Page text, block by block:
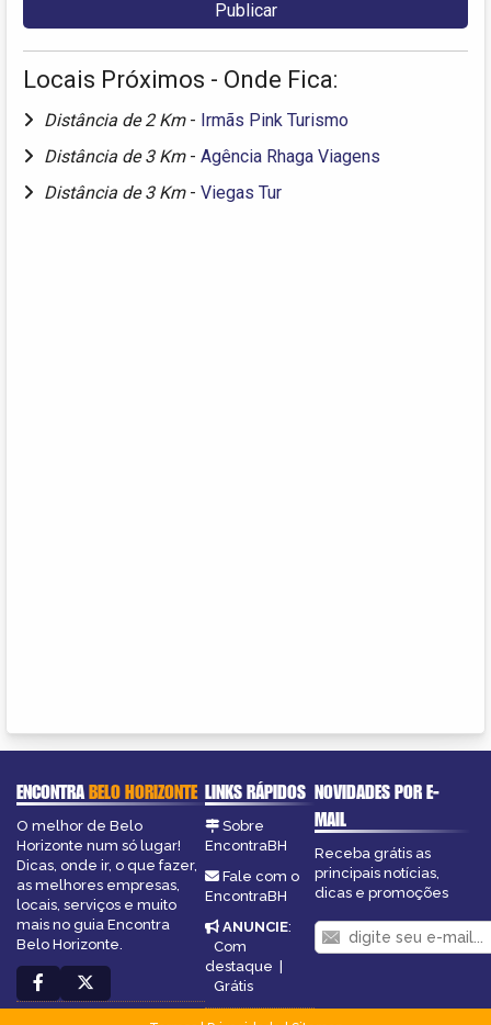
Locais Próximos - Onde Fica:
Distância de 2 Km - Irmãs Pink Turismo
Distância de 3 Km - Agência Rhaga Viagens
Distância de 3 Km - Viegas Tur
ENCONTRABELO HORIZONTE
O melhor de Belo
Horizonte num só lugar!
Dicas, onde ir, o que fazer,
as melhores empresas,
locais, serviços e muito
mais no guia Encontra
Belo Horizonte.
LINKS RÁPIDOS
Sobre
EncontraBH
Fale com o
EncontraBH
ANUNCIE:
Com
destaque |
Grátis
NOVIDADES POR E-
MAIL
Receba grátis as
principais notícias,
dicas e promoções